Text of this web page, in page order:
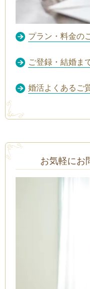
プラン・料金の
ご登録・結婚ま
婚活よくあるご
お気軽にお